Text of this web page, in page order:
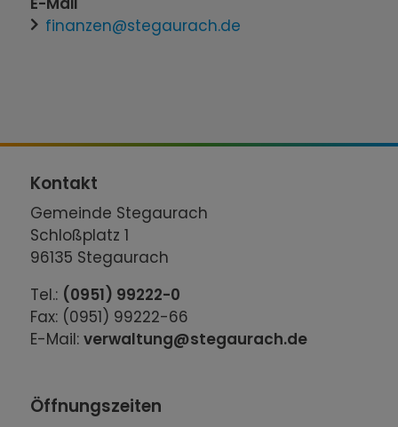
finanzen@stegaurach.de
Kontakt
Gemeinde Stegaurach
Schloßplatz 1
96135 Stegaurach
Tel.: (0951) 99222-0
Fax: (0951) 99222-66
E-Mail:verwaltung@stegaurach.de
Öffnungszeiten